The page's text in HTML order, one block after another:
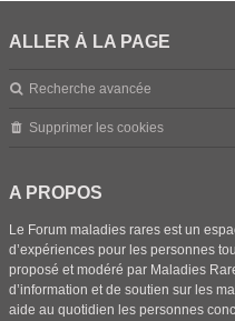
ALLER À LA PAGE
Recherche avancée
Supprimer les cookies
A PROPOS
Le Forum maladies rares est un
d’expériences pour les personnes
proposé et modéré par Maladies
d’information et de soutien sur les
aide au quotidien les personnes